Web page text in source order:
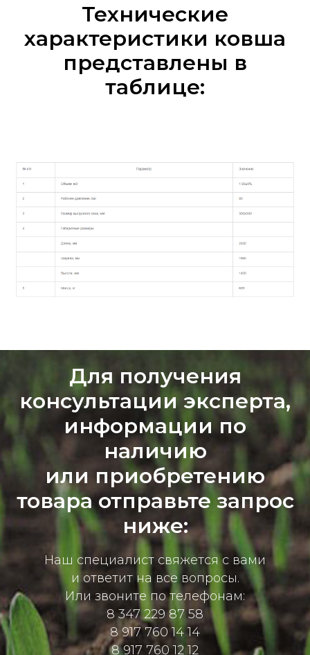
Технические
характеристики ковша
представлены в
таблице:
Для получения
консультации эксперта,
информации по
наличию
или приобретению
товара отправьте запрос
ниже:
Наш специалист свяжется с вами
и ответит на все вопросы.
Или звоните по телефонам:
8 347 229 87 58
8 917 760 14 14
8 917 760 12 12